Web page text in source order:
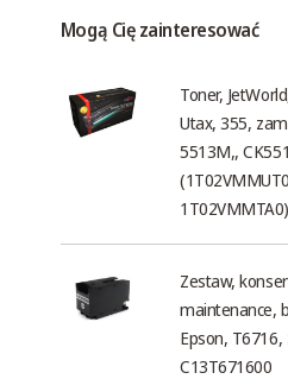
Mogą Cię zainteresować
Toner,
Utax, 355,
5513M,,
1T02VMMTA0)
Zestaw,
maintenance,
Epson,
C13T671600